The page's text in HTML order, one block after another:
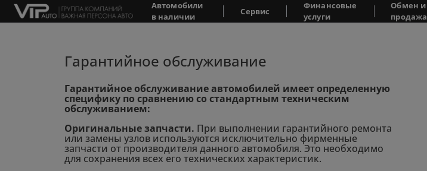
Автомобили
в наличии
Сервис
Финансовые
услуги
Обмен и
продажа
Гарантийное обслуживание
Гарантийное обслуживание автомобилей имеет определенную
специфику по сравнению со стандартным техническим
обслуживанием:
Оригинальные запчасти. При выполнении гарантийного ремонта
или замены узлов используются исключительно фирменные
запчасти от производителя данного автомобиля. Это необходимо
для сохранения всех его технических характеристик.